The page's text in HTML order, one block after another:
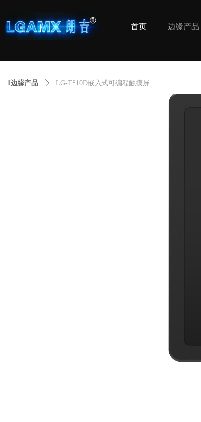
首页 边缘产品
1边缘产品 ꄲ LG-TS10D嵌入式可编程触摸屏